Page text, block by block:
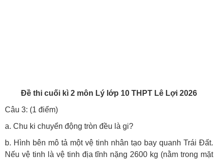
Đề thi cuối kì 2 môn Lý lớp 10 THPT Lê Lợi 2026
Câu 3: (1 điểm)
a. Chu ki chuyển động tròn đều là gi?
b. Hình bên mô tả một vệ tinh nhân tạo bay quanh Trái Đất.
Nếu vệ tinh là vệ tinh địa tĩnh nặng 2600 kg (nằm trong mặt